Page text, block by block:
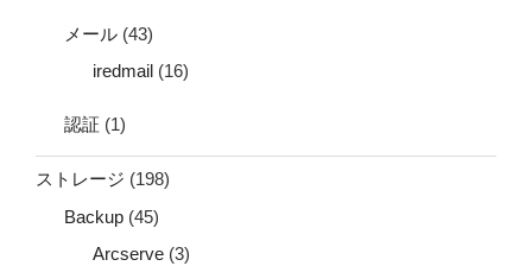
メール (43)
iredmail (16)
認証 (1)
ストレージ (198)
Backup (45)
Arcserve (3)